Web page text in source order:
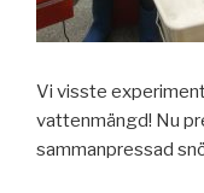
Vi visste
vattenmängd! Nu
sammanpressad